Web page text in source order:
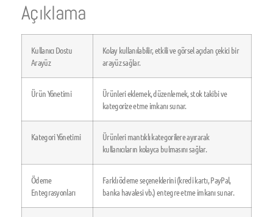
Açıklama
Kullanıcı Dostu
Arayüz
Kolay kullanılabilir, etkili ve görsel açıdan çekici bir
arayüz sağlar.
Ürün Yönetimi
Ürünleri eklemek, düzenlemek, stok takibi ve
kategorize etme imkanı sunar.
Kategori Yönetimi
Ürünleri mantıklı kategorilere ayırarak
kullanıcıların kolayca bulmasını sağlar.
Ödeme
Entegrasyonları
Farklı ödeme seçeneklerini (kredi kartı, PayPal,
banka havalesi vb.) entegre etme imkanı sunar.